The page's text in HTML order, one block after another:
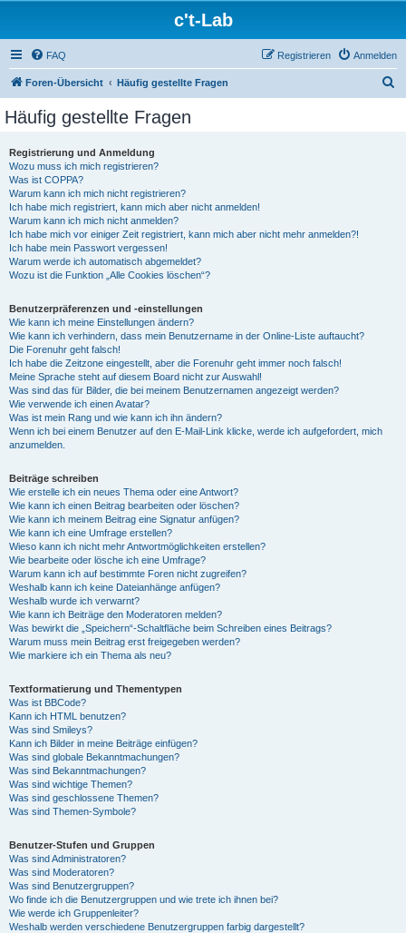
c't-Lab
FAQ Anmelden
Registrieren
Foren-Übersicht Häufig gestellte Fragen
Häufig gestellte Fragen
Registrierung und Anmeldung
Wozu muss ich mich registrieren?
Was ist COPPA?
Warum kann ich mich nicht registrieren?
Ich habe mich registriert, kann mich aber nicht anmelden!
Warum kann ich mich nicht anmelden?
Ich habe mich vor einiger Zeit registriert, kann mich aber nicht mehr anmelden?!
Ich habe mein Passwort vergessen!
Warum werde ich automatisch abgemeldet?
Wozu ist die Funktion „Alle Cookies löschen“?
Benutzerpräferenzen und -einstellungen
Wie kann ich meine Einstellungen ändern?
Wie kann ich verhindern, dass mein Benutzername in der Online-Liste auftaucht?
Die Forenuhr geht falsch!
Ich habe die Zeitzone eingestellt, aber die Forenuhr geht immer noch falsch!
Meine Sprache steht auf diesem Board nicht zur Auswahl!
Was sind das für Bilder, die bei meinem Benutzernamen angezeigt werden?
Wie verwende ich einen Avatar?
Was ist mein Rang und wie kann ich ihn ändern?
Wenn ich bei einem Benutzer auf den E-Mail-Link klicke, werde ich aufgefordert, mich
anzumelden.
Beiträge schreiben
Wie erstelle ich ein neues Thema oder eine Antwort?
Wie kann ich einen Beitrag bearbeiten oder löschen?
Wie kann ich meinem Beitrag eine Signatur anfügen?
Wie kann ich eine Umfrage erstellen?
Wieso kann ich nicht mehr Antwortmöglichkeiten erstellen?
Wie bearbeite oder lösche ich eine Umfrage?
Warum kann ich auf bestimmte Foren nicht zugreifen?
Weshalb kann ich keine Dateianhänge anfügen?
Weshalb wurde ich verwarnt?
Wie kann ich Beiträge den Moderatoren melden?
Was bewirkt die „Speichern“-Schaltfläche beim Schreiben eines Beitrags?
Warum muss mein Beitrag erst freigegeben werden?
Wie markiere ich ein Thema als neu?
Textformatierung und Thementypen
Was ist BBCode?
Kann ich HTML benutzen?
Was sind Smileys?
Kann ich Bilder in meine Beiträge einfügen?
Was sind globale Bekanntmachungen?
Was sind Bekanntmachungen?
Was sind wichtige Themen?
Was sind geschlossene Themen?
Was sind Themen-Symbole?
Benutzer-Stufen und Gruppen
Was sind Administratoren?
Was sind Moderatoren?
Was sind Benutzergruppen?
Wo finde ich die Benutzergruppen und wie trete ich ihnen bei?
Wie werde ich Gruppenleiter?
Weshalb werden verschiedene Benutzergruppen farbig dargestellt?